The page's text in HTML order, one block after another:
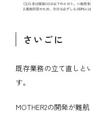
さいごに
既存業務の立て直しと
す。
MOTHER2の開発が難